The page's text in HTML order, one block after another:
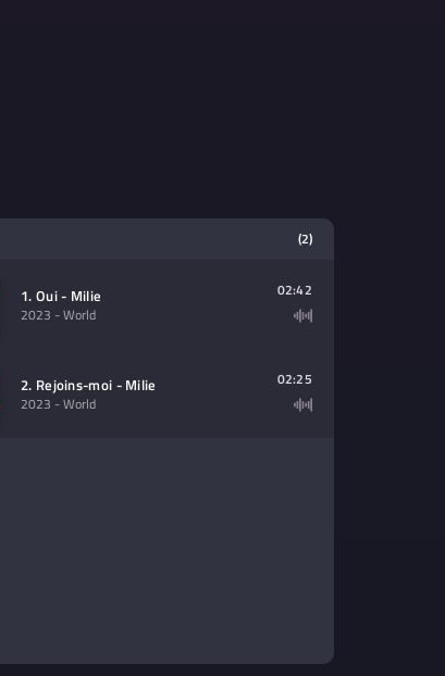
(2)
1. Oui - Milie
2023 - World
02:42
2. Rejoins-moi - Milie
2023 - World
02:25